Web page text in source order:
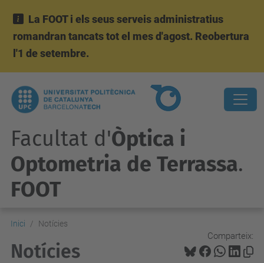
La FOOT i els seus serveis administratius
romandran tancats tot el mes d'agost. Reobertura
l'1 de setembre.
Facultat d'Òptica i
Optometria de Terrassa.
FOOT
Inici Notícies
Comparteix:
Notícies